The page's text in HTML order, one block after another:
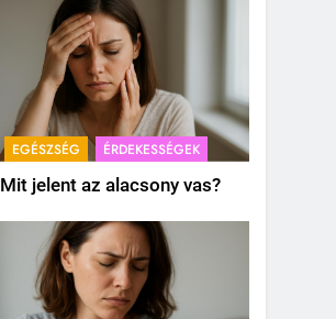
EGÉSZSÉG ÉRDEKESSÉGEK
Mit jelent az alacsony vas?